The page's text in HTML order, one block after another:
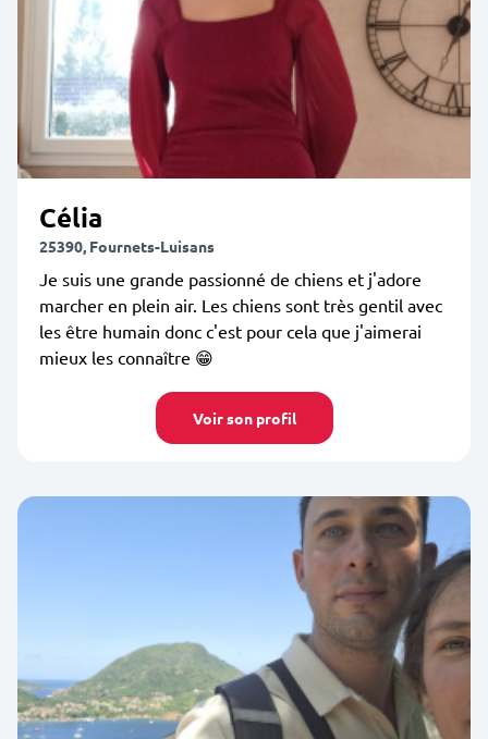
Célia
25390, Fournets-Luisans
Je suis une grande passionné de chiens et j'adore
marcher en plein air. Les chiens sont très gentil avec
les être humain donc c'est pour cela que j'aimerai
mieux les connaître 😁
Voir son profil